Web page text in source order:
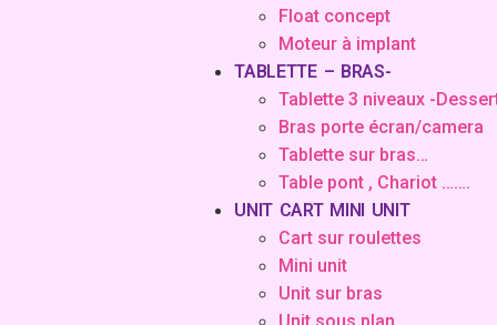
Float concept
Moteur à implant
TABLETTE – BRAS-
Tablette 3 niveaux -
Bras porte écran/camera
Tablette sur bras…
Table pont , Chariot …….
UNIT CART MINI UNIT
Cart sur roulettes
Mini unit
Unit sur bras
Unit sous plan